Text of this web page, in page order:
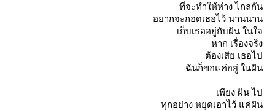
ที่จะทำให้ห่าง ไกลกัน
อยากจะกอดเธอไว้ นานนาน
เก็บเธออยู่กับฝัน ในใจ
หาก เรื่องจริง
ต้องเสีย เธอไป
ฉันก็ขอแค่อยู่ ในฝัน
เพียง ฝัน ไป
ทุกอย่าง หยุดเอาไว้ แค่ฝัน